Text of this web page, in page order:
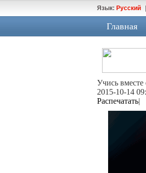
Язык: Русский
Главная
Учись вместе
2015-10-14
Распечатать|